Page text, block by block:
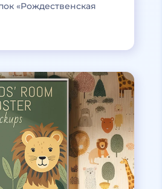
«Рождественская